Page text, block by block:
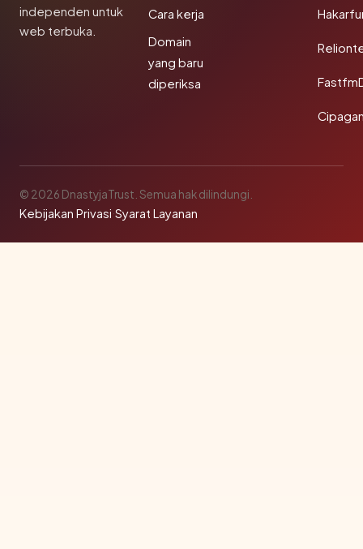
independen untuk
web terbuka.
Cara kerja
Domain
yang baru
diperiksa
© 2026 DnastyjaTrust. Semua hak dilindungi.
Kebijakan Privasi·Syarat Layanan